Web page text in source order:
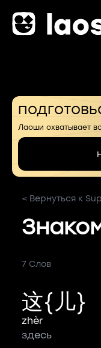
Лаоши охватывает
< Вернуться к
7 Слов
这{儿}
zhèr
здесь